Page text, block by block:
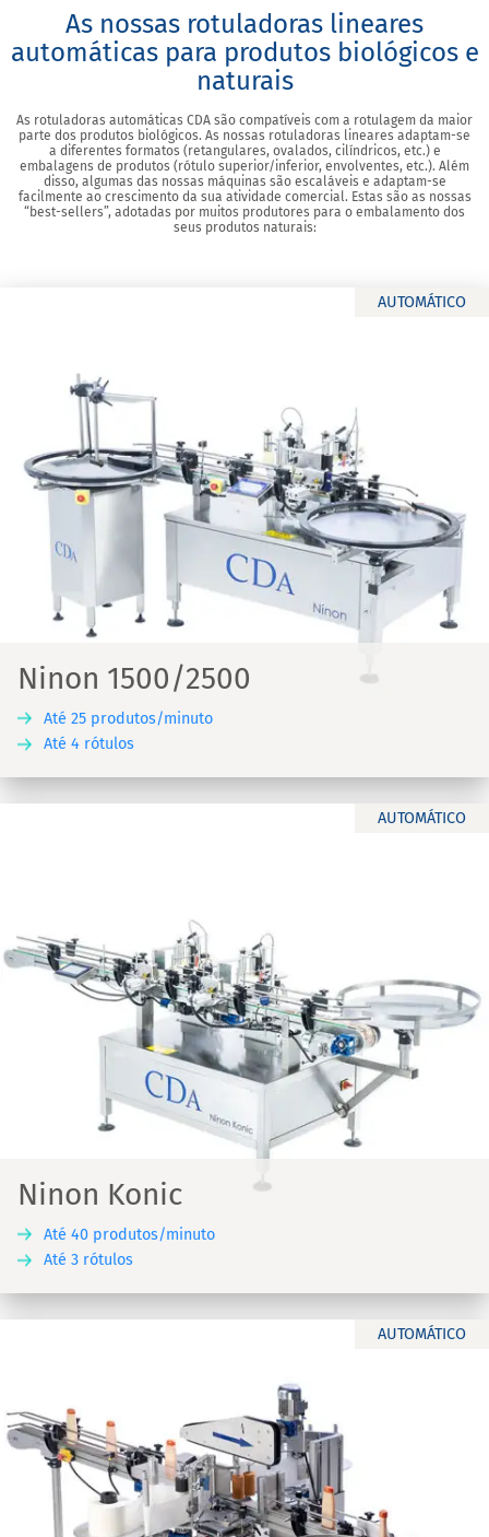
As nossas rotuladoras lineares
automáticas para produtos biológicos e
naturais
As rotuladoras automáticas CDA são compatíveis com a rotulagem da maior
parte dos produtos biológicos. As nossas rotuladoras lineares adaptam-se
a diferentes formatos (retangulares, ovalados, cilíndricos, etc.) e
embalagens de produtos (rótulo superior/inferior, envolventes, etc.). Além
disso, algumas das nossas máquinas são escaláveis e adaptam-se
facilmente ao crescimento da sua atividade comercial. Estas são as nossas
“best-sellers”, adotadas por muitos produtores para o embalamento dos
seus produtos naturais:
AUTOMÁTICO
Ninon 1500/2500
Até 25 produtos/minuto
Até 4 rótulos
AUTOMÁTICO
Ninon Konic
Até 40 produtos/minuto
Até 3 rótulos
AUTOMÁTICO